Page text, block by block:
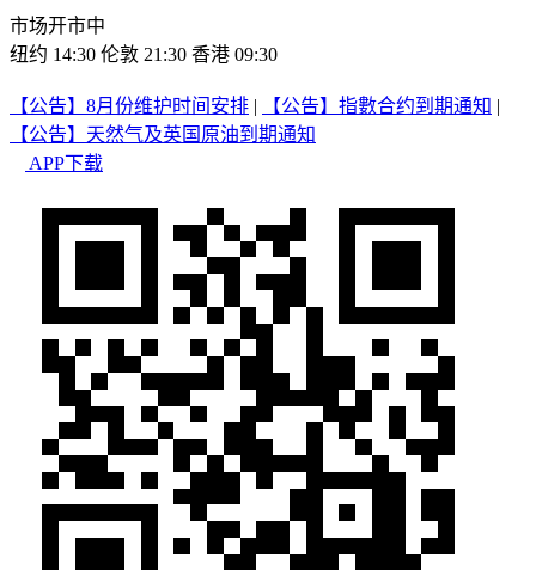
市场开市中
纽约 14:30 伦敦 21:30 香港 09:30
【公告】8月份维护时间安排 | 【公告】指數合约到期通知 |
【公告】天然气及英国原油到期通知
APP下载